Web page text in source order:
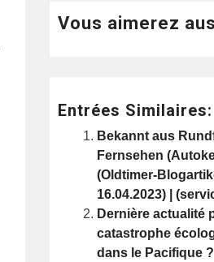
Vous aimerez
Entrées Similaires:
Bekannt aus
Fernsehen
(Oldtimer-
16.04.2023) |
Dernière actualité
catastrophe
dans le Pacifique ?